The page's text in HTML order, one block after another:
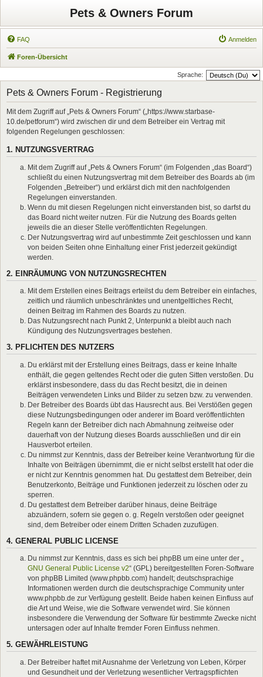
Pets & Owners Forum
FAQ Anmelden
Foren-Übersicht
Sprache:
Pets & Owners Forum - Registrierung
Mit dem Zugriff auf „Pets & Owners Forum“ („https://www.starbase-
10.de/petforum“) wird zwischen dir und dem Betreiber ein Vertrag mit
folgenden Regelungen geschlossen:
1. NUTZUNGSVERTRAG
Mit dem Zugriff auf „Pets & Owners Forum“ (im Folgenden „das Board“)
schließt du einen Nutzungsvertrag mit dem Betreiber des Boards ab (im
Folgenden „Betreiber“) und erklärst dich mit den nachfolgenden
Regelungen einverstanden.
Wenn du mit diesen Regelungen nicht einverstanden bist, so darfst du
das Board nicht weiter nutzen. Für die Nutzung des Boards gelten
jeweils die an dieser Stelle veröffentlichten Regelungen.
Der Nutzungsvertrag wird auf unbestimmte Zeit geschlossen und kann
von beiden Seiten ohne Einhaltung einer Frist jederzeit gekündigt
werden.
2. EINRÄUMUNG VON NUTZUNGSRECHTEN
Mit dem Erstellen eines Beitrags erteilst du dem Betreiber ein einfaches,
zeitlich und räumlich unbeschränktes und unentgeltliches Recht,
deinen Beitrag im Rahmen des Boards zu nutzen.
Das Nutzungsrecht nach Punkt 2, Unterpunkt a bleibt auch nach
Kündigung des Nutzungsvertrages bestehen.
3. PFLICHTEN DES NUTZERS
Du erklärst mit der Erstellung eines Beitrags, dass er keine Inhalte
enthält, die gegen geltendes Recht oder die guten Sitten verstoßen. Du
erklärst insbesondere, dass du das Recht besitzt, die in deinen
Beiträgen verwendeten Links und Bilder zu setzen bzw. zu verwenden.
Der Betreiber des Boards übt das Hausrecht aus. Bei Verstößen gegen
diese Nutzungsbedingungen oder anderer im Board veröffentlichten
Regeln kann der Betreiber dich nach Abmahnung zeitweise oder
dauerhaft von der Nutzung dieses Boards ausschließen und dir ein
Hausverbot erteilen.
Du nimmst zur Kenntnis, dass der Betreiber keine Verantwortung für die
Inhalte von Beiträgen übernimmt, die er nicht selbst erstellt hat oder die
er nicht zur Kenntnis genommen hat. Du gestattest dem Betreiber, dein
Benutzerkonto, Beiträge und Funktionen jederzeit zu löschen oder zu
sperren.
Du gestattest dem Betreiber darüber hinaus, deine Beiträge
abzuändern, sofern sie gegen o. g. Regeln verstoßen oder geeignet
sind, dem Betreiber oder einem Dritten Schaden zuzufügen.
4. GENERAL PUBLIC LICENSE
Du nimmst zur Kenntnis, dass es sich bei phpBB um eine unter der „
GNU General Public License v2“ (GPL) bereitgestellten Foren-Software
von phpBB Limited (www.phpbb.com) handelt; deutschsprachige
Informationen werden durch die deutschsprachige Community unter
www.phpbb.de zur Verfügung gestellt. Beide haben keinen Einfluss auf
die Art und Weise, wie die Software verwendet wird. Sie können
insbesondere die Verwendung der Software für bestimmte Zwecke nicht
untersagen oder auf Inhalte fremder Foren Einfluss nehmen.
5. GEWÄHRLEISTUNG
Der Betreiber haftet mit Ausnahme der Verletzung von Leben, Körper
und Gesundheit und der Verletzung wesentlicher Vertragspflichten